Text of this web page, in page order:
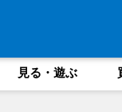
見る・遊ぶ